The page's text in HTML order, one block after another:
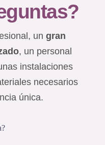
un gran
, un personal
instalaciones
necesarios
única.